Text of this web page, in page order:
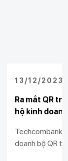
13/12/2023
Ra mắt QR
hộ kinh doanh
Techcombank
doanh bộ QR